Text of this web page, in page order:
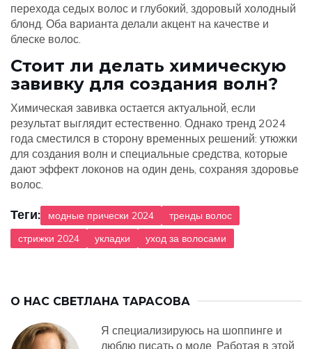
перехода седых волос и глубокий, здоровый холодный
блонд. Оба варианта делали акцент на качестве и
блеске волос.
Стоит ли делать химическую
завивку для создания волн?
Химическая завивка остается актуальной, если
результат выглядит естественно. Однако тренд 2024
года сместился в сторону временных решений: утюжки
для создания волн и специальные средства, которые
дают эффект локонов на один день, сохраняя здоровье
волос.
Теги: модные прически 2024
тренды волос
стрижки 2024
укладки уход за волосами
О НАС СВЕТЛАНА ТАРАСОВА
Я специализируюсь на шоппинге и
люблю писать о моде. Работая в этой